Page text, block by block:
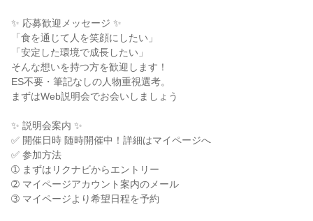
✨ 応募歓迎メッセージ ✨
「食を通じて人を笑顔にしたい」
「安定した環境で成長したい」
そんな想いを持つ方を歓迎します！
ES不要・筆記なしの人物重視選考。
まずはWeb説明会でお会いしましょう
✨ 説明会案内 ✨
✅ 開催日時 随時開催中！詳細はマイページへ
✅ 参加方法
➀ まずはリクナビからエントリー
➁ マイページアカウント案内のメール
➂ マイページより希望日程を予約